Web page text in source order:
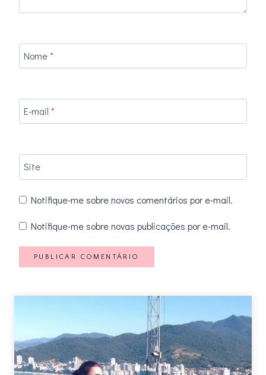
Nome*
E-mail *
Site
Notifique-me sobre novos comentários por e-mail.
Notifique-me sobre novas publicações por e-mail.